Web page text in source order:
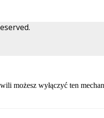
możesz wyłączyć ten